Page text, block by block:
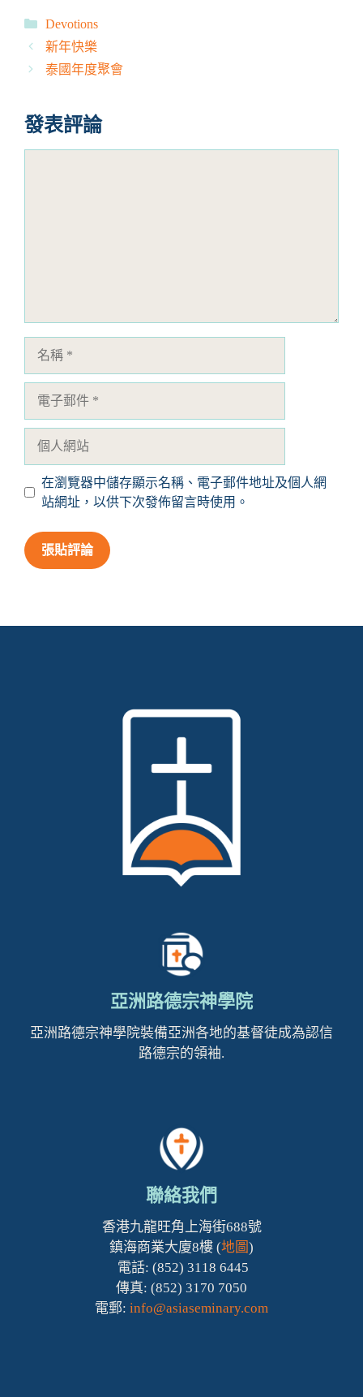
分
類
Devotions
新年快樂
泰國年度聚會
發表評論
郵
站
在瀏覽器中儲存顯示名稱、電子郵件地址及個人網
站網址，以供下次發佈留言時使用。
亞洲路德宗神學院
亞洲路德宗神學院裝備亞洲各地的基督徒成為認信
路德宗的領袖.
聯絡我們
香港九龍旺角上海街688號
鎮海商業大廈8樓 (地圖)
電話: (852) 3118 6445
傳真: (852) 3170 7050
電郵: info@asiaseminary.com